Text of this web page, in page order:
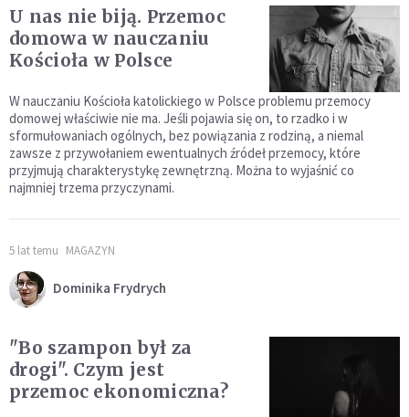
U nas nie biją. Przemoc
domowa w nauczaniu
Kościoła w Polsce
W nauczaniu Kościoła katolickiego w Polsce problemu przemocy
domowej właściwie nie ma. Jeśli pojawia się on, to rzadko i w
sformułowaniach ogólnych, bez powiązania z rodziną, a niemal
zawsze z przywołaniem ewentualnych źródeł przemocy, które
przyjmują charakterystykę zewnętrzną. Można to wyjaśnić co
najmniej trzema przyczynami.
5 lat temu MAGAZYN
Dominika Frydrych
"Bo szampon był za
drogi". Czym jest
przemoc ekonomiczna?